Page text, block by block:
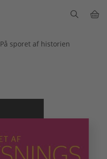
På sporet af historien